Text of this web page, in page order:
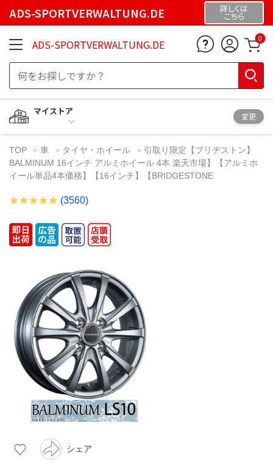
ADS-SPORTVERWALTUNG.DE 詳しくは
こちら
ADS-SPORTVERWALTUNG.DE 0
マイストア
変更
TOP 車 タイヤ・ホイール
引取り限定【ブリヂストン】
BALMINUM 16インチ アルミホイール 4本 楽天市場】【アルミホ
イール単品4本価格】【16インチ】【BRIDGESTONE
(3560)
シェア